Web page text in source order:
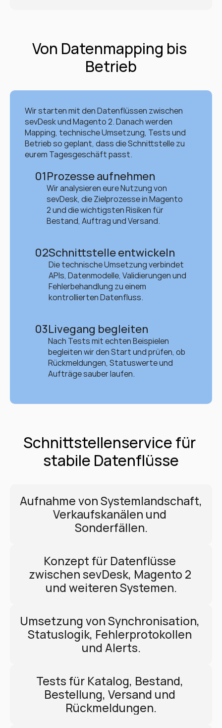
Von Datenmapping bis
Betrieb
Wir starten mit den Datenflüssen zwischen
sevDesk und Magento 2. Danach werden
Mapping, technische Umsetzung, Tests und
Betrieb so geplant, dass die Schnittstelle zu
eurem Tagesgeschäft passt.
01Prozesse aufnehmen
Wir analysieren eure Nutzung von
sevDesk, die Zielprozesse in Magento
2 und die wichtigsten Risiken für
Bestand, Auftrag und Versand.
02Schnittstelle entwickeln
Die technische Umsetzung verbindet
APIs, Datenmodelle, Validierungen und
Fehlerbehandlung zu einem
kontrollierten Datenfluss.
03Livegang begleiten
Nach Tests mit echten Beispielen
begleiten wir den Start und prüfen, ob
Rückmeldungen, Statuswerte und
Aufträge sauber laufen.
Schnittstellenservice für
stabile Datenflüsse
Aufnahme von Systemlandschaft,
Verkaufskanälen und
Sonderfällen.
Konzept für Datenflüsse
zwischen sevDesk, Magento 2
und weiteren Systemen.
Umsetzung von Synchronisation,
Statuslogik, Fehlerprotokollen
und Alerts.
Tests für Katalog, Bestand,
Bestellung, Versand und
Rückmeldungen.